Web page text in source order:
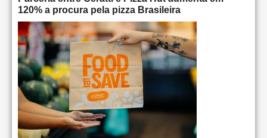
120% a procura pela pizza Brasileira